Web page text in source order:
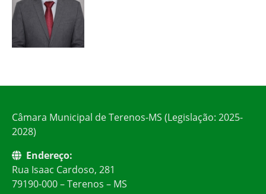
Câmara Municipal de Terenos-MS (Legislação: 2025-
2028)
Endereço:
Rua Isaac Cardoso, 281
79190-000 – Terenos – MS